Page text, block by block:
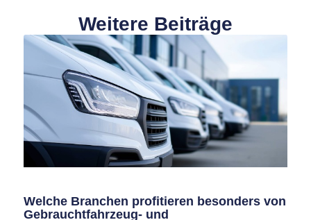
Weitere Beiträge
Welche Branchen profitieren besonders von
Gebrauchtfahrzeug- und